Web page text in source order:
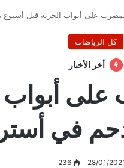
على أبواب الحرية قبل أسبوع
كل الرياضات
أخر الأخبار
أبواب
في
28/01/2021
236